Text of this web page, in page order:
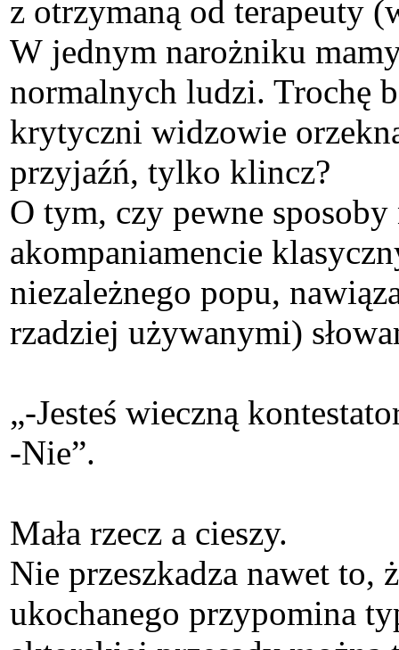
z otrzymaną od terapeuty
W jednym narożniku
normalnych ludzi. Trochę
krytyczni widzowie
przyjaźń, tylko klincz?
O tym, czy pewne sposoby
akompaniamencie
niezależnego popu,
rzadziej używanymi)
„-Jesteś wieczną
-Nie”.
Mała rzecz a cieszy.
Nie przeszkadza nawet to,
ukochanego przypomina